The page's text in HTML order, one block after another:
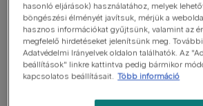
több textúrás eledeleketrágni kell,
tisztításának is eleget tesz, és a
izgalmasabbnak találja az
jobban örül neki.
hasonló eljárások) használatához, melyek
böngészési élményét javítsuk, mérjük a
hasznos információkat gyűjtsünk, valamint az
megfelelő hirdetéseket jelenítsünk meg.
Adatvédelmi Irányelvek oldalon találhatók. Az
beállítások" linkre kattintva pedig bármikor
kapcsolatos beállításait. Több információ